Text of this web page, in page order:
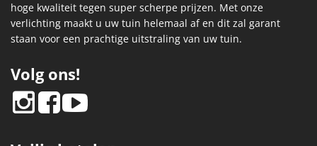
hoge kwaliteit tegen super scherpe prijzen. Met onze
verlichting maakt u uw tuin helemaal af en dit zal garant
staan voor een prachtige uitstraling van uw tuin.
Volg ons!